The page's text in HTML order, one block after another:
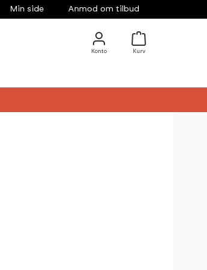
Min side Anmod om tilbud